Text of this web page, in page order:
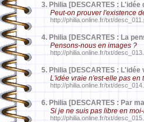
3. Philia [DESCARTES :
Peut-on prouver l'existence
http://philia.online.fr/txt/
4. Philia [DESCARTES : La
Pensons-nous en images ?
http://philia.online.fr/txt/
5. Philia [DESCARTES :
L'idée vraie n'est-elle pas en
http://philia.online.fr/txt/
6. Philia [DESCARTES : Par
Si je ne suis pas libre en
http://philia.online.fr/txt/